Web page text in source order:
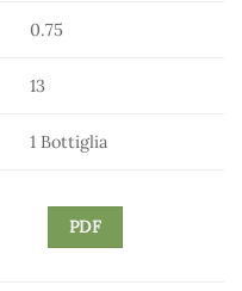
0.75
13
1 Bottiglia
PDF